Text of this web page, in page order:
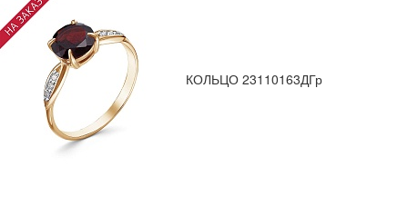
КОЛЬЦО 23110163ДГр